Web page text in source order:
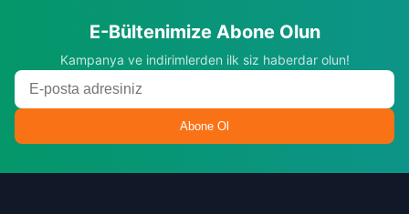
E-Bültenimize Abone Olun
Kampanya ve indirimlerden ilk siz haberdar olun!
Abone Ol